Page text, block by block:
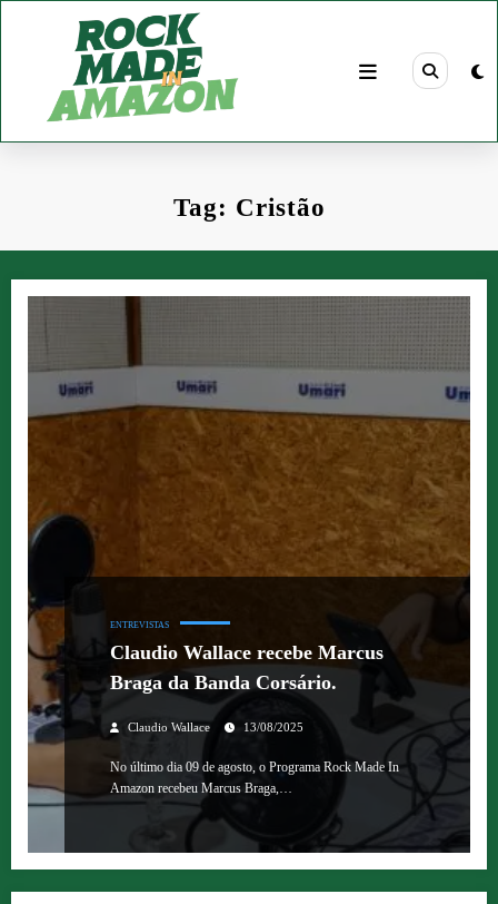
Tag: Cristão
ENTREVISTAS
Claudio Wallace recebe Marcus
Braga da Banda Corsário.
Claudio Wallace 13/08/2025
No último dia 09 de agosto, o Programa Rock Made In
Amazon recebeu Marcus Braga,…